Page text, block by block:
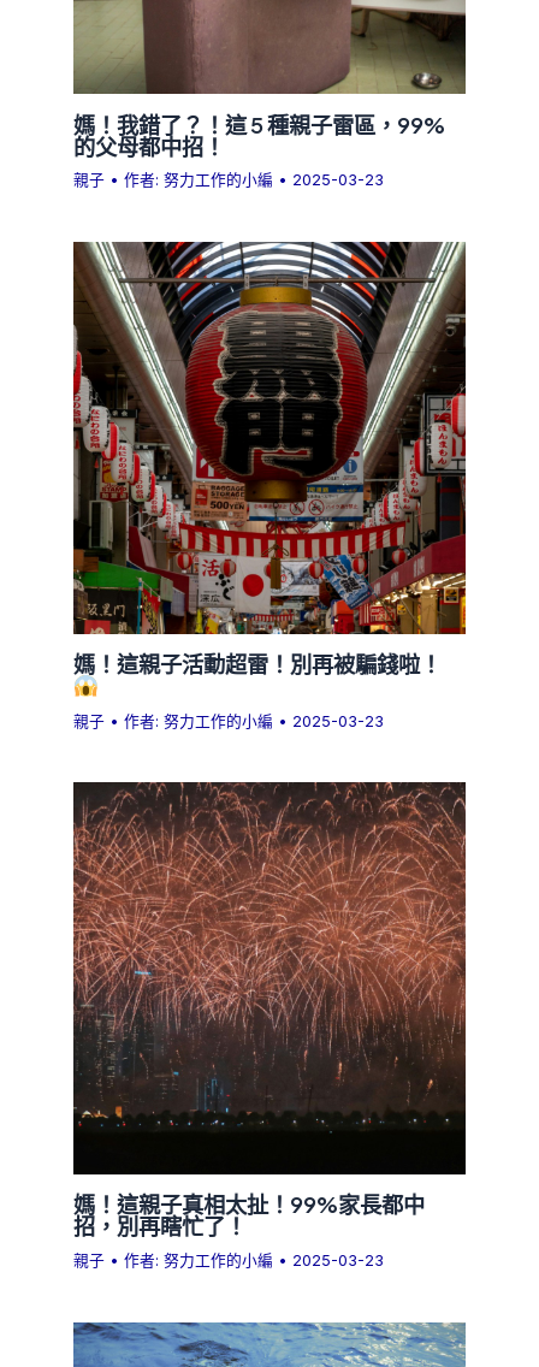
媽！我錯了？！這 5 種親子雷區，99%
的父母都中招！
親子 • 作者:努力工作的小編 • 2025-03-23
媽！這親子活動超雷！別再被騙錢啦！
親子 • 作者:努力工作的小編 • 2025-03-23
媽！這親子真相太扯！99%家長都中
招，別再瞎忙了！
親子 • 作者:努力工作的小編 • 2025-03-23